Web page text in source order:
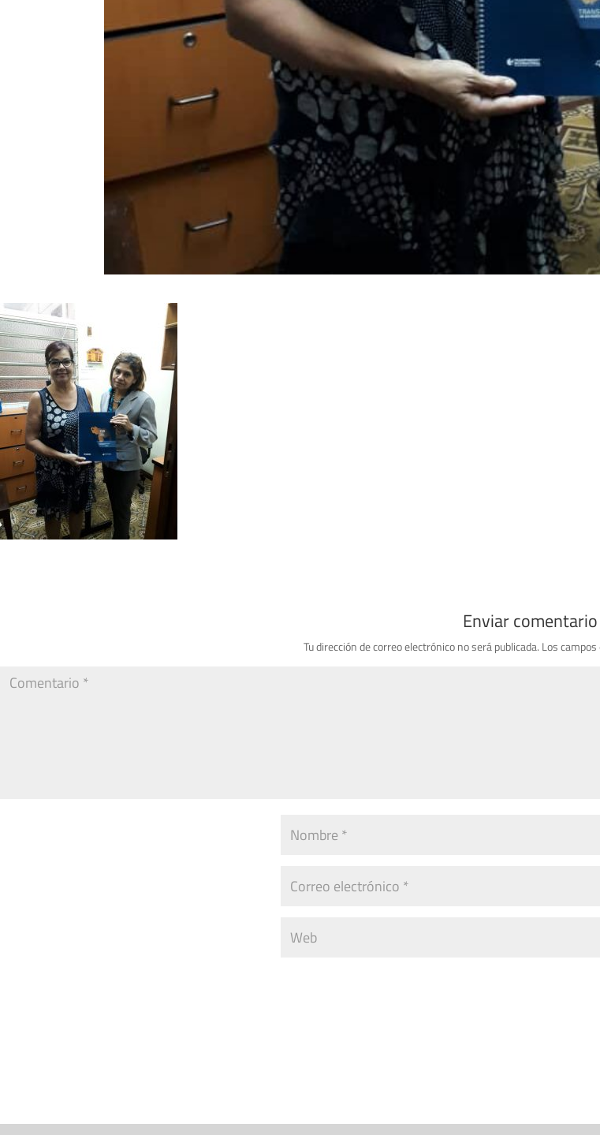
Enviar comentario
Tu dirección de correo electrónico no será publicada. Los